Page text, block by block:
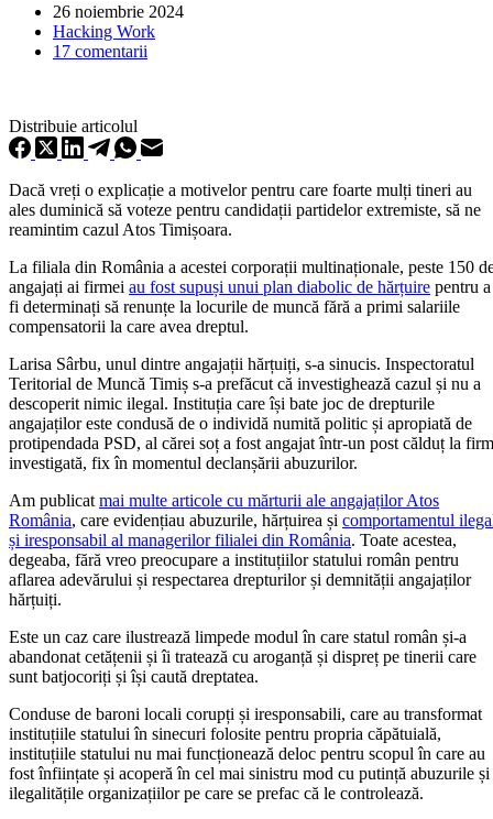
26 noiembrie 2024
Hacking Work
17 comentarii
Distribuie articolul
Dacă vreți o explicație a motivelor pentru care foarte mulți tineri au
ales duminică să voteze pentru candidații partidelor extremiste, să ne
reamintim cazul Atos Timișoara.
La filiala din România a acestei corporații multinaționale, peste 150
angajați ai firmei au fost supuși unui plan diabolic de hărțuire pentru a
fi determinați să renunțe la locurile de muncă fără a primi salariile
compensatorii la care avea dreptul.
Larisa Sârbu, unul dintre angajații hărțuiți, s-a sinucis. Inspectoratul
Teritorial de Muncă Timiș s-a prefăcut că investighează cazul și nu a
descoperit nimic ilegal. Instituția care își bate joc de drepturile
angajaților este condusă de o individă numită politic și apropiată de
protipendada PSD, al cărei soț a fost angajat într-un post călduț la
investigată, fix în momentul declanșării abuzurilor.
Am publicat mai multe articole cu mărturii ale angajaților Atos
România, care evidențiau abuzurile, hărțuirea și comportamentul
și iresponsabil al managerilor filialei din România. Toate acestea,
degeaba, fără vreo preocupare a instituțiilor statului român pentru
aflarea adevărului și respectarea drepturilor și demnității angajaților
hărțuiți.
Este un caz care ilustrează limpede modul în care statul român și-a
abandonat cetățenii și îi tratează cu aroganță și dispreț pe tinerii care
sunt batjocoriți și își caută dreptatea.
Conduse de baroni locali corupți și iresponsabili, care au transformat
instituțiile statului în sinecuri folosite pentru propria căpătuială,
instituțiile statului nu mai funcționează deloc pentru scopul în care au
fost înființate și acoperă în cel mai sinistru mod cu putință abuzurile și
ilegalitățile organizațiilor pe care se prefac că le controlează.